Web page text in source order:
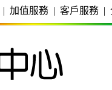
| 加值服務 | 客戶服務 |